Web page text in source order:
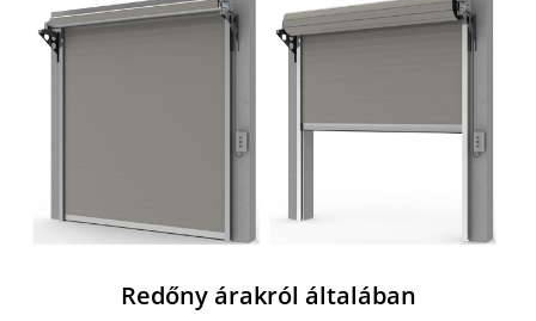
Redőny árakról általában